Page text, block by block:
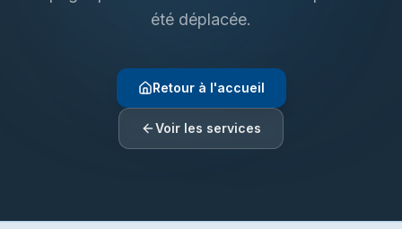
été déplacée.
Retour à l'accueil
Voir les services